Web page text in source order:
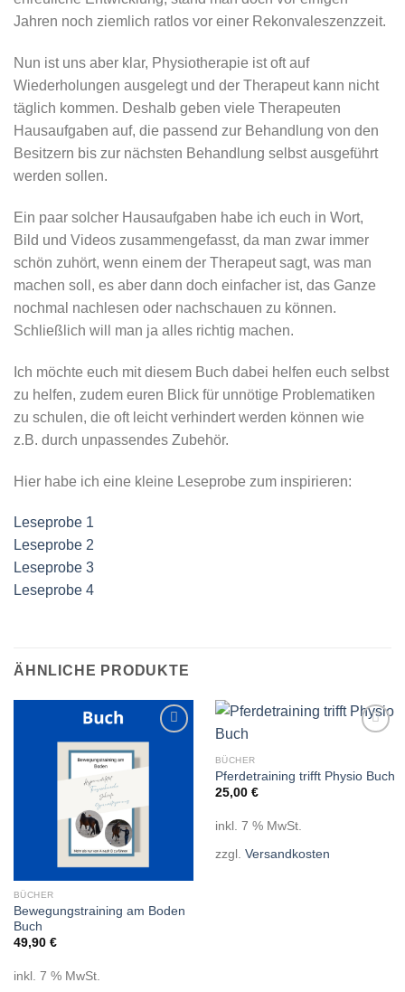
Jahren noch ziemlich ratlos vor einer Rekonvaleszenzzeit.
Nun ist uns aber klar, Physiotherapie ist oft auf
Wiederholungen ausgelegt und der Therapeut kann nicht
täglich kommen. Deshalb geben viele Therapeuten
Hausaufgaben auf, die passend zur Behandlung von den
Besitzern bis zur nächsten Behandlung selbst ausgeführt
werden sollen.
Ein paar solcher Hausaufgaben habe ich euch in Wort,
Bild und Videos zusammengefasst, da man zwar immer
schön zuhört, wenn einem der Therapeut sagt, was man
machen soll, es aber dann doch einfacher ist, das Ganze
nochmal nachlesen oder nachschauen zu können.
Schließlich will man ja alles richtig machen.
Ich möchte euch mit diesem Buch dabei helfen euch selbst
zu helfen, zudem euren Blick für unnötige Problematiken
zu schulen, die oft leicht verhindert werden können wie
z.B. durch unpassendes Zubehör.
Hier habe ich eine kleine Leseprobe zum inspirieren:
Leseprobe 1
Leseprobe 2
Leseprobe 3
Leseprobe 4
ÄHNLICHE PRODUKTE
BÜCHER
Bewegungstraining am Boden
Buch
49,90 €
inkl. 7 % MwSt.
Add to
BÜCHER
Pferdetraining trifft Physio Buch
25,00 €
inkl. 7 % MwSt.
zzgl. Versandkosten